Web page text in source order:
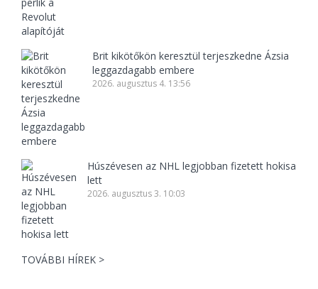
Brit kikötőkön keresztül terjeszkedne Ázsia
leggazdagabb embere
2026. augusztus 4. 13:56
Húszévesen az NHL legjobban fizetett hokisa
lett
2026. augusztus 3. 10:03
TOVÁBBI HÍREK >